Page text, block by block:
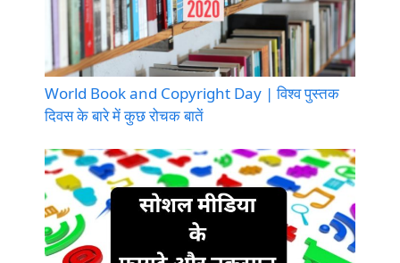
World Book and Copyright Day | विश्व पुस्तक
दिवस के बारे में कुछ रोचक बातें